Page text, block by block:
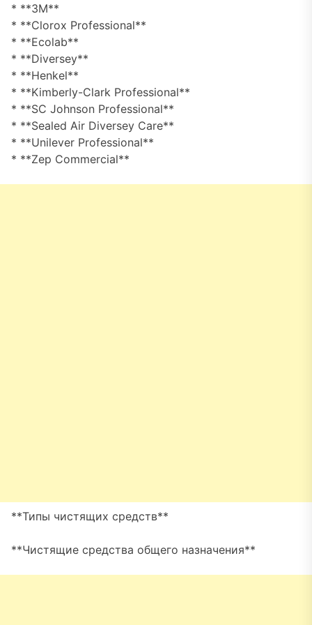
* **3M**
* **Clorox Professional**
* **Ecolab**
* **Diversey**
* **Henkel**
* **Kimberly-Clark Professional**
* **SC Johnson Professional**
* **Sealed Air Diversey Care**
* **Unilever Professional**
* **Zep Commercial**
**Типы чистящих средств**
**Чистящие средства общего назначения**